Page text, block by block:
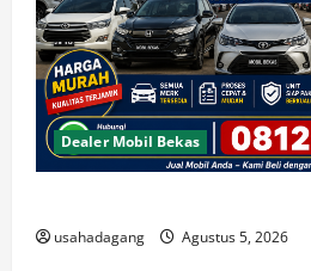
Dealer Mobil Bekas
usahadagang Agustus 5, 2026